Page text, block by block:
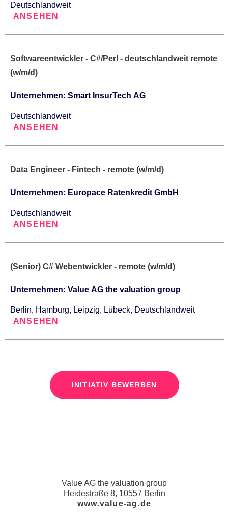
Deutschlandweit
ANSEHEN
Softwareentwickler - C#/Perl - deutschlandweit remote
(w/m/d)
Unternehmen: Smart InsurTech AG
Deutschlandweit
ANSEHEN
Data Engineer - Fintech - remote (w/m/d)
Unternehmen: Europace Ratenkredit GmbH
Deutschlandweit
ANSEHEN
(Senior) C# Webentwickler - remote (w/m/d)
Unternehmen: Value AG the valuation group
Berlin, Hamburg, Leipzig, Lübeck, Deutschlandweit
ANSEHEN
INITIATIV BEWERBEN
Value AG the valuation group
Heidestraße 8, 10557 Berlin
www.value-ag.de